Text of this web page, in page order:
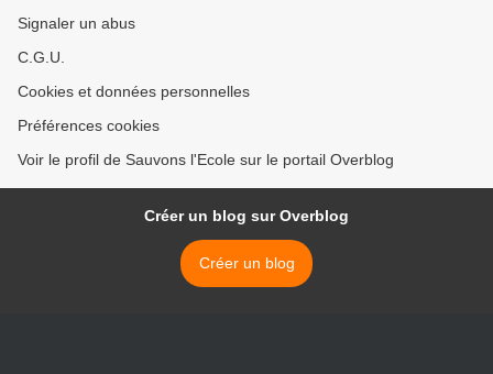
Signaler un abus
C.G.U.
Cookies et données personnelles
Préférences cookies
Voir le profil de Sauvons l'Ecole sur le portail Overblog
Créer un blog sur Overblog
Créer un blog